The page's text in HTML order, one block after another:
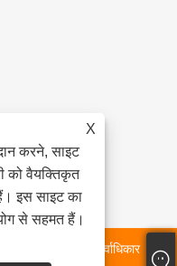
X
करने, साइट
को वैयक्तिकृत
इस साइट का
से सहमत हैं।
कं, लिमिटेड सर्वाधिकार